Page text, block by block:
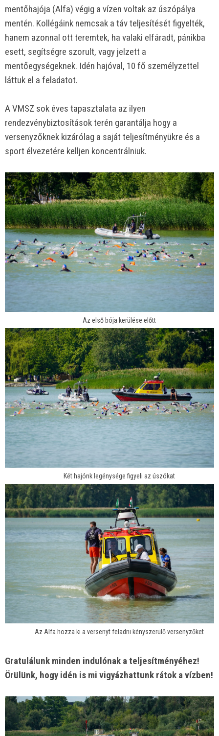
mentőhajója (Alfa) végig a vízen voltak az úszópálya
mentén. Kollégáink nemcsak a táv teljesítését figyelték,
hanem azonnal ott teremtek, ha valaki elfáradt, pánikba
esett, segítségre szorult, vagy jelzett a
mentőegységeknek. Idén hajóval, 10 fő személyzettel
láttuk el a feladatot.
A VMSZ sok éves tapasztalata az ilyen
rendezvénybiztosítások terén garantálja hogy a
versenyzőknek kizárólag a saját teljesítményükre és a
sport élvezetére kelljen koncentrálniuk.
Az első bója kerülése előtt
Két hajónk legénysége figyeli az úszókat
Az Alfa hozza ki a versenyt feladni kényszerülő versenyzőket
Gratulálunk minden indulónak a teljesítményéhez!
Örülünk, hogy idén is mi vigyázhattunk rátok a vízben!